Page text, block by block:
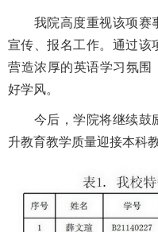
我院高度重视该项赛
宣传、报名工作。通过该
营造浓厚的英语学习氛围
好学风。
今后，学院将继续鼓
升教育教学质量迎接本科